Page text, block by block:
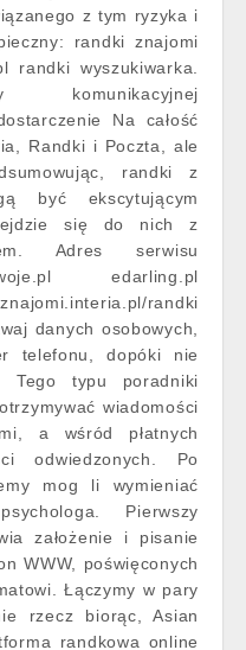
z tym ryzyka i
randki znajomi
wyszukiwarka.
komunikacyjnej
Na całość
Randki i Poczta, ale
randki z
być ekscytującym
się do nich z
Adres serwisu
edarling.pl
randki
danych osobowych,
telefonu, dopóki nie
Tego typu poradniki
wiadomości
a wśród płatnych
odwiedzonych. Po
mog li wymieniać
Pierwszy
założenie i pisanie
WWW, poświęconych
Łączymy w pary
rzecz biorąc, Asian
randkowa online